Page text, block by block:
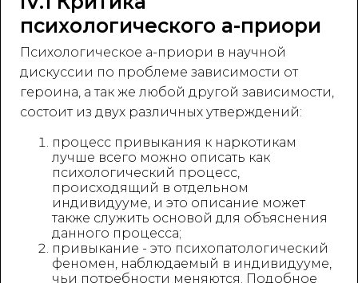
психологического а-приори
Психологическое а-приори в научной
дискуссии по проблеме зависимости от
героина, а так же любой другой зависимости,
состоит из двух различных утверждений:
процесс привыкания к наркотикам
лучше всего можно описать как
психологический процесс,
происходящий в отдельном
индивидууме, и это описание может
также служить основой для объяснения
данного процесса;
привыкание - это психопатологический
феномен, наблюдаемый в индивидууме,
чьи потребности меняются. Подобное